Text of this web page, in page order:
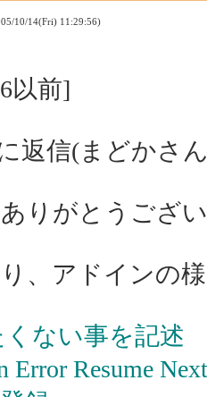
10/14(Fri) 11:29:56)
以前]
返信(まどかさ
りがとうござ
、アドインの
ない事を記述
Error Resume